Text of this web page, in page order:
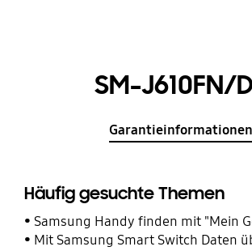
SM-J610FN/
Garantieinformationen
Häufig gesuchte Themen
Samsung Handy finden mit "Mein
Mit Samsung Smart Switch Daten